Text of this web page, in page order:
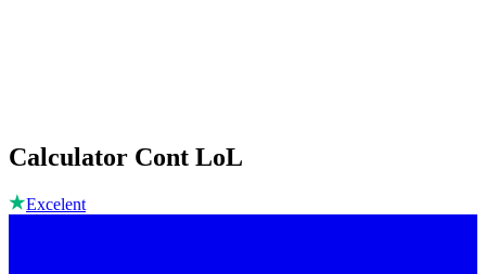
Calculator Cont LoL
Excelent